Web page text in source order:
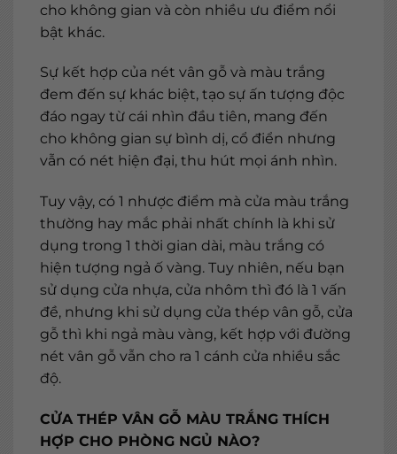
cho không gian và còn nhiều ưu điểm nổi
bật khác.
Sự kết hợp của nét vân gỗ và màu trắng
đem đến sự khác biệt, tạo sự ấn tượng độc
đáo ngay từ cái nhìn đầu tiên, mang đến
cho không gian sự bình dị, cổ điển nhưng
vẫn có nét hiện đại, thu hút mọi ánh nhìn.
Tuy vậy, có 1 nhược điểm mà cửa màu trắng
thường hay mắc phải nhất chính là khi sử
dụng trong 1 thời gian dài, màu trắng có
hiện tượng ngả ố vàng. Tuy nhiên, nếu bạn
sử dụng cửa nhựa, cửa nhôm thì đó là 1 vấn
đề, nhưng khi sử dụng cửa thép vân gỗ, cửa
gỗ thì khi ngả màu vàng, kết hợp với đường
nét vân gỗ vẫn cho ra 1 cánh cửa nhiều sắc
độ.
CỬA THÉP VÂN GỖ MÀU TRẮNG THÍCH
HỢP CHO PHÒNG NGỦ NÀO?